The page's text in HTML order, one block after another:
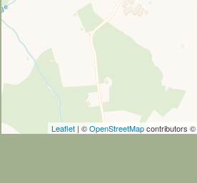
Leaflet| ©OpenStreetMapcontributors ©